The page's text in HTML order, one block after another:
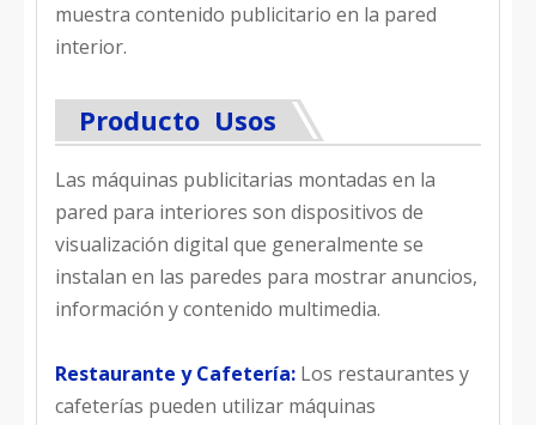
muestra contenido publicitario en la pared
interior.
Producto Usos
Las máquinas publicitarias montadas en la
pared para interiores son dispositivos de
visualización digital que generalmente se
instalan en las paredes para mostrar anuncios,
información y contenido multimedia.
Restaurante y Cafetería: Los restaurantes y
cafeterías pueden utilizar máquinas